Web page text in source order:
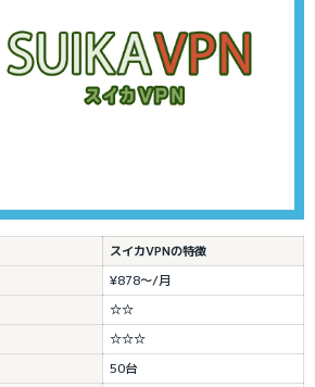
スイカVPNの特徴
¥878～/月
☆☆
☆☆☆
50台